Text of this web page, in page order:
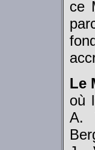
ce
Le
où
A.